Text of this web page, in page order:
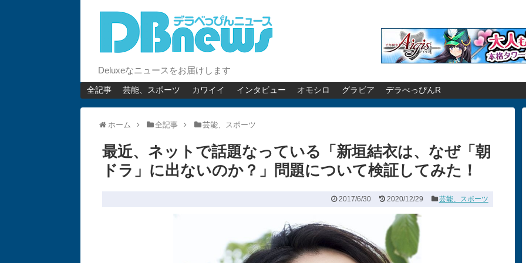
Deluxeなニュースをお届けします
全記事 芸能、スポーツ カワイイ インタビュー オモシロ グラビア デラべっぴんR
ホーム 全記事 芸能、スポーツ
最近、ネットで話題なっている「新垣結衣は、なぜ「朝
ドラ」に出ないのか？」問題について検証してみた！
2017/6/30 2020/12/29 芸能、スポーツ